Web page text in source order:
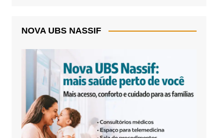
NOVA UBS NASSIF